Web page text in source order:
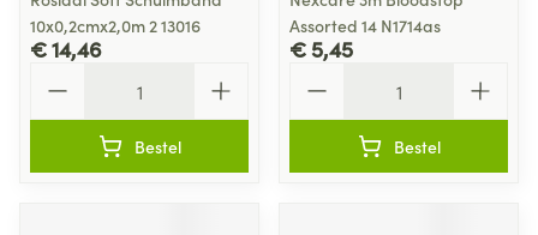
10x0,2cmx2,0m 2 13016
€ 14,46
Bestel
Assorted 14 N1714as
€ 5,45
Bestel